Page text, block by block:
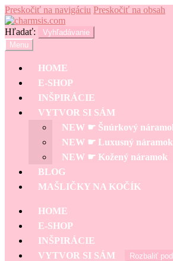
Preskočiť na navigáciu Preskočiť na obsah
Hľadať:
Vyhľadávanie
Menu
HOME
E-SHOP
INŠPIRÁCIE
VYTVOR SI SÁM
NEW ☛ Šnúrkový
NEW ☛ Luxusný náramok
NEW ☛ Kožený náramok
BLOG
MAŠLIČKY NA KOČÍK
HOME
E-SHOP
INŠPIRÁCIE
VYTVOR SI SÁM
Rozbaliť